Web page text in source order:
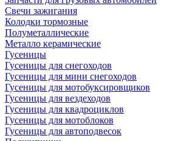
Свечи зажигания
Колодки тормозные
Полуметаллические
Металло керамические
Гусеницы
Гусеницы для снегоходов
Гусеницы для мини снегоходов
Гусеницы для мотобуксировщиков
Гусеницы для вездеходов
Гусеницы для квадроциклов
Гусеницы для мотоблоков
Гусеницы для автоподвесок